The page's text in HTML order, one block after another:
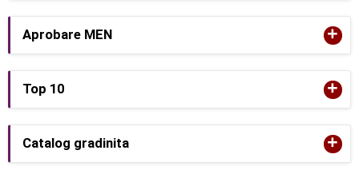
Aprobare MEN +
Top 10 +
Catalog gradinita +